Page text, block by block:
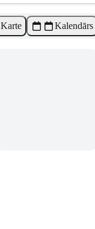
Karte Kalendārs